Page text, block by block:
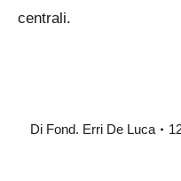
centrali.
Di Fond. Erri De Luca